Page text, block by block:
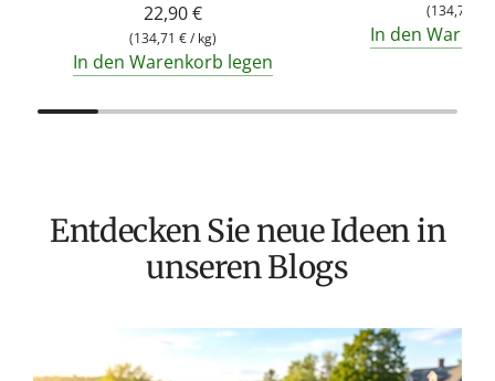
22,90 €
(134,71 €/ kg)
In den Warenkorb legen
(134,71 €
In den
Entdecken Sie neue Ideen in
unseren Blogs